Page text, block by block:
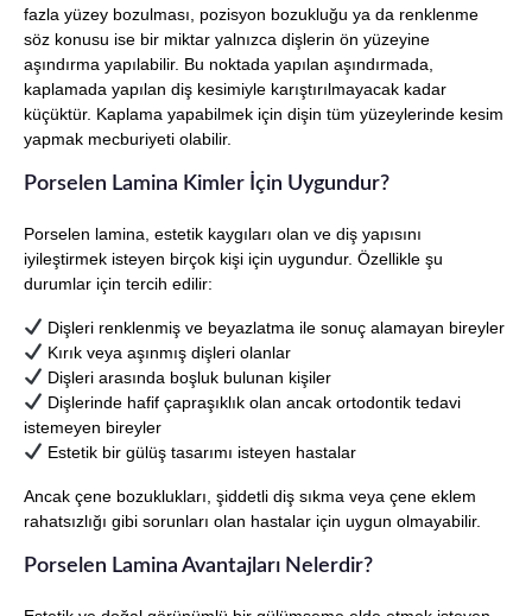
fazla yüzey bozulması, pozisyon bozukluğu ya da renklenme
söz konusu ise bir miktar yalnızca dişlerin ön yüzeyine
aşındırma yapılabilir. Bu noktada yapılan aşındırmada,
kaplamada yapılan diş kesimiyle karıştırılmayacak kadar
küçüktür. Kaplama yapabilmek için dişin tüm yüzeylerinde kesim
yapmak mecburiyeti olabilir.
Porselen Lamina Kimler İçin Uygundur?
Porselen lamina, estetik kaygıları olan ve diş yapısını
iyileştirmek isteyen birçok kişi için uygundur. Özellikle şu
durumlar için tercih edilir:
Dişleri renklenmiş ve beyazlatma ile sonuç alamayan bireyler
Kırık veya aşınmış dişleri olanlar
Dişleri arasında boşluk bulunan kişiler
Dişlerinde hafif çapraşıklık olan ancak ortodontik tedavi
istemeyen bireyler
Estetik bir gülüş tasarımı isteyen hastalar
Ancak çene bozuklukları, şiddetli diş sıkma veya çene eklem
rahatsızlığı gibi sorunları olan hastalar için uygun olmayabilir.
Porselen Lamina Avantajları Nelerdir?